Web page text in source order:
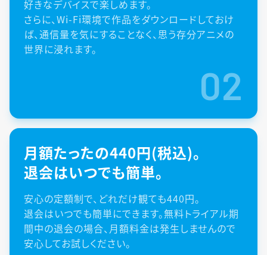
好きなデバイスで楽しめます。
さらに、Wi-Fi環境で作品をダウンロードしておけ
ば、通信量を気にすることなく、思う存分アニメの
世界に浸れます。
02
月額たったの440円(税込)。
退会はいつでも簡単。
安心の定額制で、どれだけ観ても440円。
退会はいつでも簡単にできます。無料トライアル期
間中の退会の場合、月額料金は発生しませんので
安心してお試しください。